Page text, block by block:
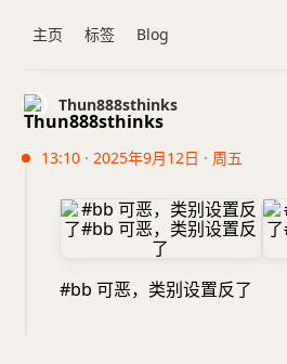
Thun888sthinks
13:10 · 2025年9月12日 · 周五
#bb 可恶，类别设置反了
主页 标签 Blog